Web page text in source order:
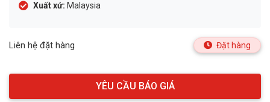
Xuất xứ: Malaysia
Liên hệ đặt hàng Đặt hàng